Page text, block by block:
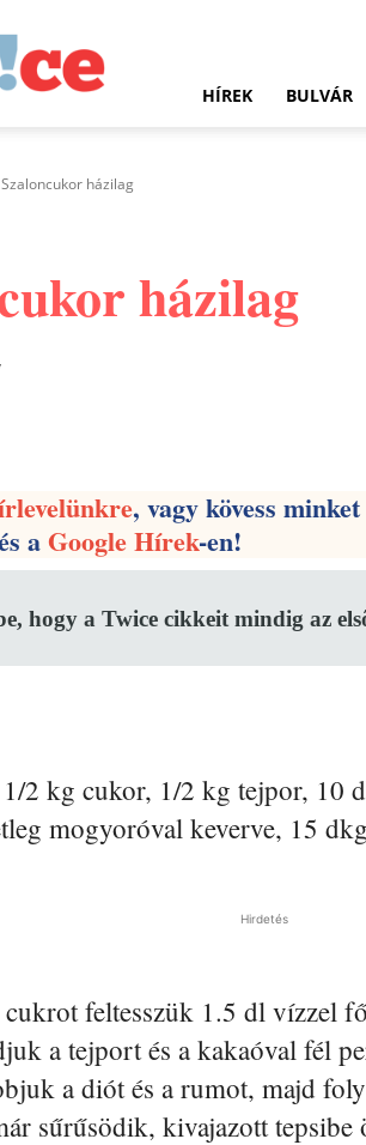
HÍREK BULVÁR
Szaloncukor házilag
házilag
, vagy kövess
aGoogle Hírek-en!
hogy a Twice cikkeit mindig az
1/2 kg cukor, 1/2 kg tejpor, 10
mogyoróval keverve, 15
Hirdetés
feltesszük 1.5 dl vízzel
a tejport és a kakaóval fél
a diót és a rumot, majd
sűrűsödik, kivajazott